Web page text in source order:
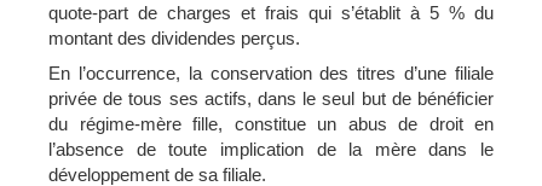
quote-part de charges et frais qui s’établit à 5 % du
montant des dividendes perçus.
En l’occurrence, la conservation des titres d’une filiale
privée de tous ses actifs, dans le seul but de bénéficier
du régime-mère fille, constitue un abus de droit en
l’absence de toute implication de la mère dans le
développement de sa filiale.